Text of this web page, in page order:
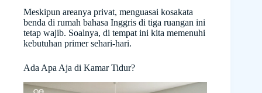
Meskipun areanya privat, menguasai kosakata
benda di rumah bahasa Inggris di tiga ruangan ini
tetap wajib. Soalnya, di tempat ini kita memenuhi
kebutuhan primer sehari-hari.
Ada Apa Aja di Kamar Tidur?